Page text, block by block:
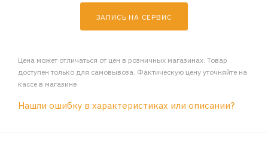
ЗАПИСЬ НА СЕРВИС
Цена может отличаться от цен в розничных магазинах. Товар
доступен только для самовывоза. Фактическую цену уточняйте на
кассе в магазине
Нашли ошибку в характеристиках или описании?